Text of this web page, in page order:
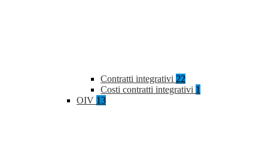
Contratti integrativi 22
Costi contratti integrativi 1
OIV 13